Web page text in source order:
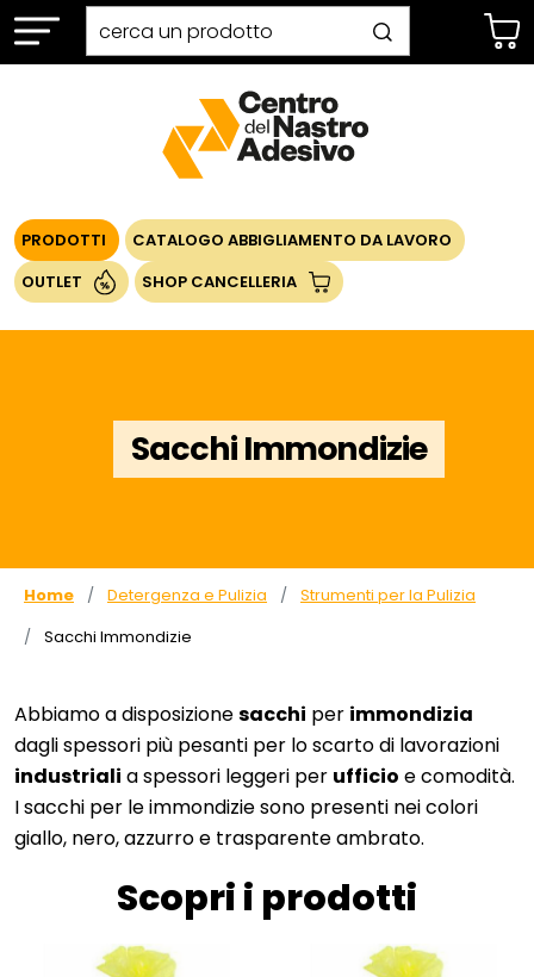
PRODOTTI
CATALOGO ABBIGLIAMENTO DA LAVORO
OUTLET
SHOP CANCELLERIA
Sacchi Immondizie
Home Detergenza e Pulizia
Strumenti per la Pulizia
Sacchi Immondizie
Abbiamo a disposizionesacchi per immondizia
dagli spessori più pesanti per lo scarto di lavorazioni
industriali a spessori leggeri per ufficio e comodità.
I sacchi per le immondizie sono presenti nei colori
giallo, nero, azzurro e trasparente ambrato.
Scopri i prodotti